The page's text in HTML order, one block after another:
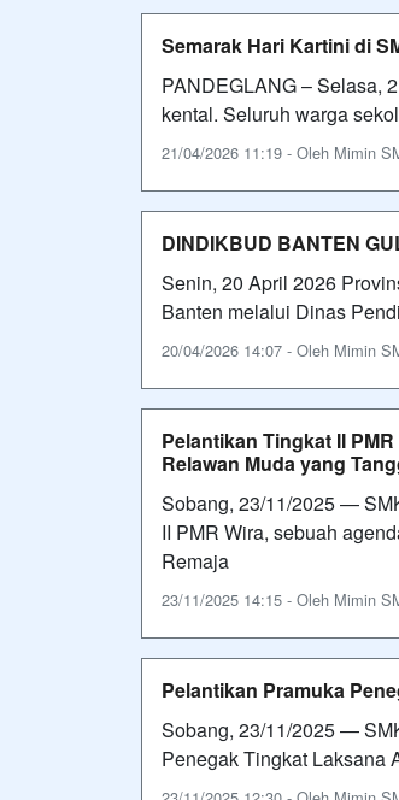
Semarak Hari Kartini di
PANDEGLANG – Selasa,
kental. Seluruh warga
21/04/2026 11:19 - Oleh Mimin
DINDIKBUD BANTEN
Senin, 20 April 2026
Banten melalui Dinas
20/04/2026 14:07 - Oleh Mimin
Pelantikan Tingkat II
Relawan Muda yang
Sobang, 23/11/2025 —
II PMR Wira, sebuah
Remaja
23/11/2025 14:15 - Oleh Mimin
Pelantikan Pramuka
Sobang, 23/11/2025 —
Penegak Tingkat Laksana